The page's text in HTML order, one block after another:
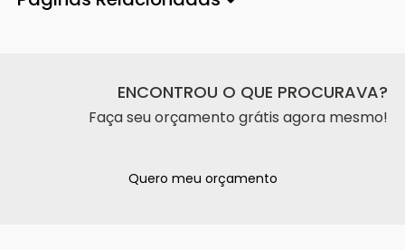
ENCONTROU O QUE PROCURAVA?
Faça seu orçamento grátis agora mesmo!
Quero meu orçamento